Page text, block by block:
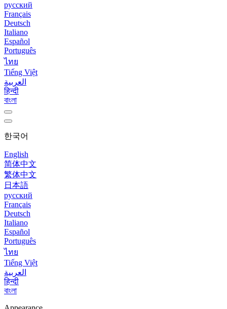
русский
Français
Deutsch
Italiano
Español
Português
ไทย
Tiếng Việt
العربية
हिन्दी
বাংলা
한국어
English
简体中文
繁体中文
日本語
русский
Français
Deutsch
Italiano
Español
Português
ไทย
Tiếng Việt
العربية
हिन्दी
বাংলা